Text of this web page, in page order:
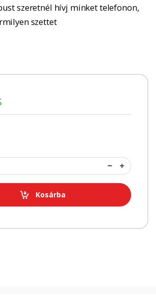
szeretnél hívj minket telefonon,
szettet
Kosárba